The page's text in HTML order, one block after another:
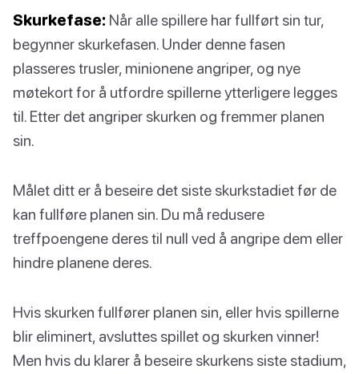
Skurkefase: Når alle spillere har fullført sin tur,
begynner skurkefasen. Under denne fasen
plasseres trusler, minionene angriper, og nye
møtekort for å utfordre spillerne ytterligere legges
til. Etter det angriper skurken og fremmer planen
sin.
Målet ditt er å beseire det siste skurkstadiet før de
kan fullføre planen sin. Du må redusere
treffpoengene deres til null ved å angripe dem eller
hindre planene deres.
Hvis skurken fullfører planen sin, eller hvis spillerne
blir eliminert, avsluttes spillet og skurken vinner!
Men hvis du klarer å beseire skurkens siste stadium,